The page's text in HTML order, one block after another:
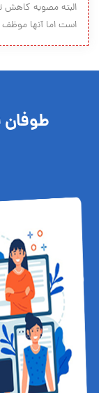
البته مصوبه کاهش
است اما آنها موظف
طوفان